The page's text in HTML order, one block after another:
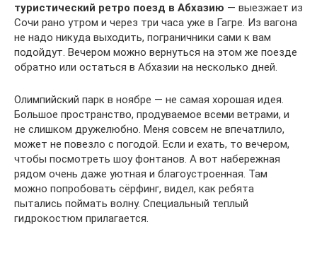
туристический ретро поезд в Абхазию — выезжает из
Сочи рано утром и через три часа уже в Гагре. Из вагона
не надо никуда выходить, пограничники сами к вам
подойдут. Вечером можно вернуться на этом же поезде
обратно или остаться в Абхазии на несколько дней.
Олимпийский парк в ноябре — не самая хорошая идея.
Большое пространство, продуваемое всеми ветрами, и
не слишком дружелюбно. Меня совсем не впечатлило,
может не повезло с погодой. Если и ехать, то вечером,
чтобы посмотреть шоу фонтанов. А вот набережная
рядом очень даже уютная и благоустроенная. Там
можно попробовать сёрфинг, видел, как ребята
пытались поймать волну. Специальный теплый
гидрокостюм прилагается.